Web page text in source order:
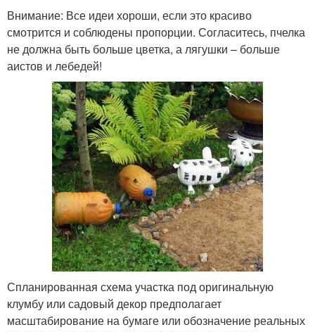
Внимание: Все идеи хороши, если это красиво
смотрится и соблюдены пропорции. Согласитесь, пчелка
не должна быть больше цветка, а лягушки – больше
аистов и лебедей!
Спланированная схема участка под оригинальную
клумбу или садовый декор предполагает
масштабирование на бумаге или обозначение реальных